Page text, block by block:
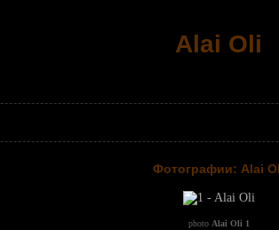
Alai Oli
Фотографии: Alai
photo Alai Oli 1